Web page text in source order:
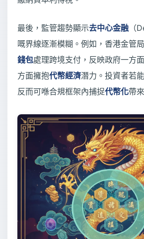
最後，監管趨勢顯示去中心金融 （
嘅界線逐漸模糊。例如，香港金管
錢包處理跨境支付，反映政府一方
方面擁抱代幣經濟潛力。投資者若
反而可喺合規框架內捕捉代幣化帶